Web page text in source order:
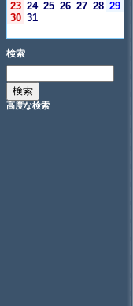
23 24 25 26 27 28 29
30 31
検索
高度な検索